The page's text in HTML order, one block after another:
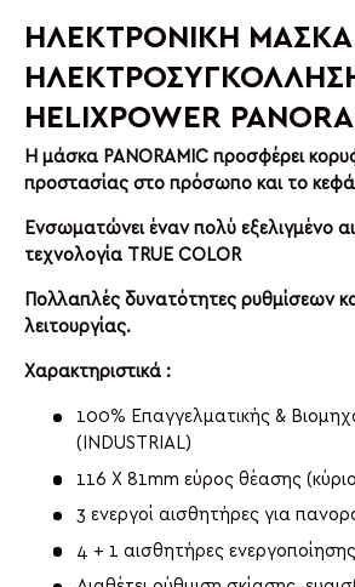
ΗΛΕΚΤΡΟΝΙΚΗ ΜΑΣΚΑ
HELIXPOWER
Η μάσκα PANORAMIC προσφέρει
προστασίας στο πρόσωπο και το
Ενσωματώνει έναν πολύ εξελιγμένο
τεχνολογία TRUE COLOR
Πολλαπλές δυνατότητες ρυθμίσεων
λειτουργίας.
Χαρακτηριστικά :
100% Επαγγελματικής &
(INDUSTRIAL)
116 Χ 81mm εύρος θέασης
3 ενεργοί αισθητήρες για
4 + 1 αισθητήρες